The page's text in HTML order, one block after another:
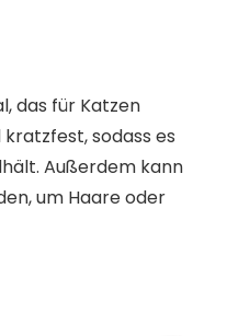
das für Katzen
sodass es
Außerdem kann
um Haare oder